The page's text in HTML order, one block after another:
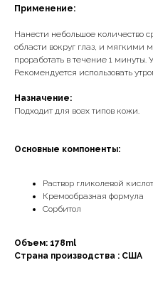
Применение:
Нанести небольшое количество
области вокруг глаз, и
проработать в течение 1
Рекомендуется использовать
Назначение:
Подходит для всех типов кожи.
Основные компоненты:
Раствор гликолевой
Кремообразная формула
Сорбитол
Объем: 178ml
Страна производства : США